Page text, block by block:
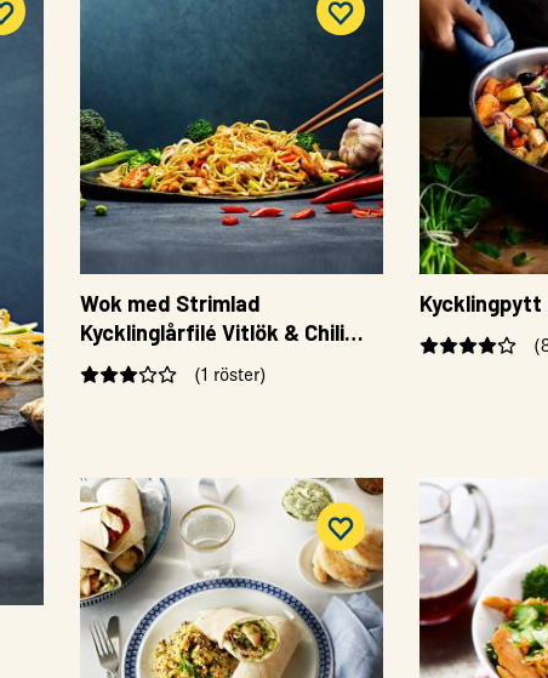
Wok med Strimlad
Kycklinglårfilé Vitlök & Chili
med ostronsås och
böngroddar
(1 röster)